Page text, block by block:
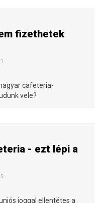
fizethetek
cafeteria-
vele?
- ezt lépi a
joggal ellentétes a